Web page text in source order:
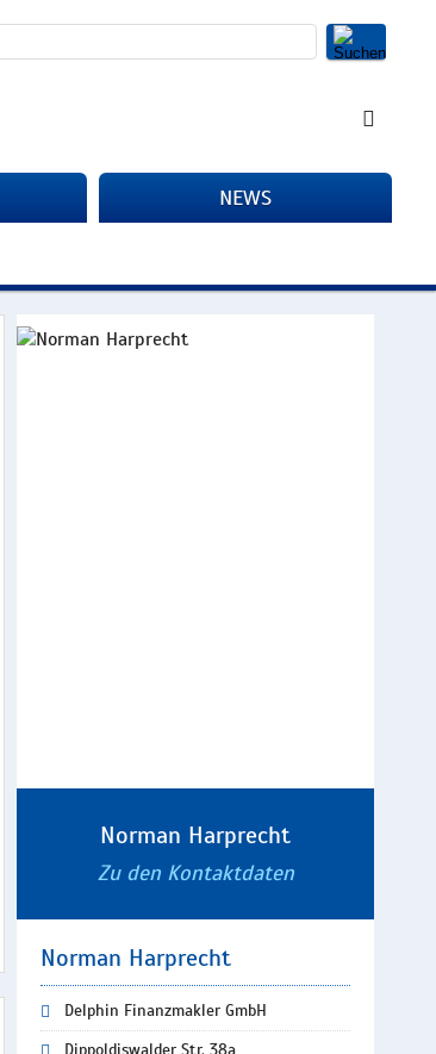
NEWS
Norman Harprecht
Zu den Kontaktdaten
Norman Harprecht
Delphin Finanzmakler GmbH
Dippoldiswalder Str. 38a